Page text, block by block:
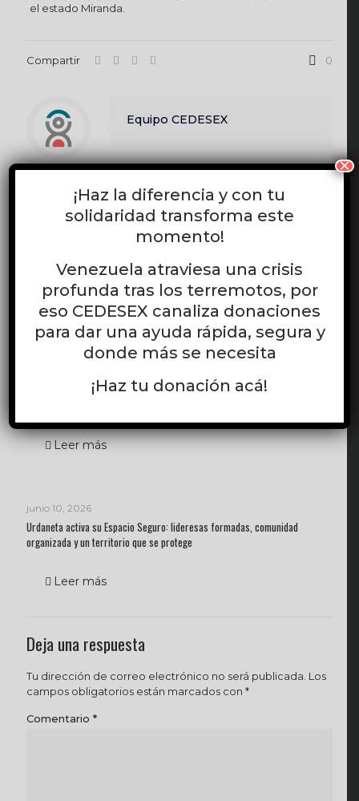
el estado Miranda.
Compartir 0
Equipo CEDESEX
Publicaciones relacionadas
Herramientas teórico-prácticas para el activismo LGBTI”
Leer más
Monitoreo en Bolívar: calidad técnica, articulación institucional y validación
Leer más
junio 10, 2026
Urdaneta activa su Espacio Seguro: lideresas formadas, comunidad
organizada y un territorio que se protege
Leer más
Deja una respuesta
Tu dirección de correo electrónico no será publicada. Los
campos obligatorios están marcados con *
Comentario *
¡Haz la diferencia y con tu
solidaridad transforma este
momento!
Venezuela atraviesa una crisis
profunda tras los terremotos, por
eso CEDESEX canaliza donaciones
para dar una ayuda rápida, segura y
donde más se necesita
¡Haz tu donación acá!
×